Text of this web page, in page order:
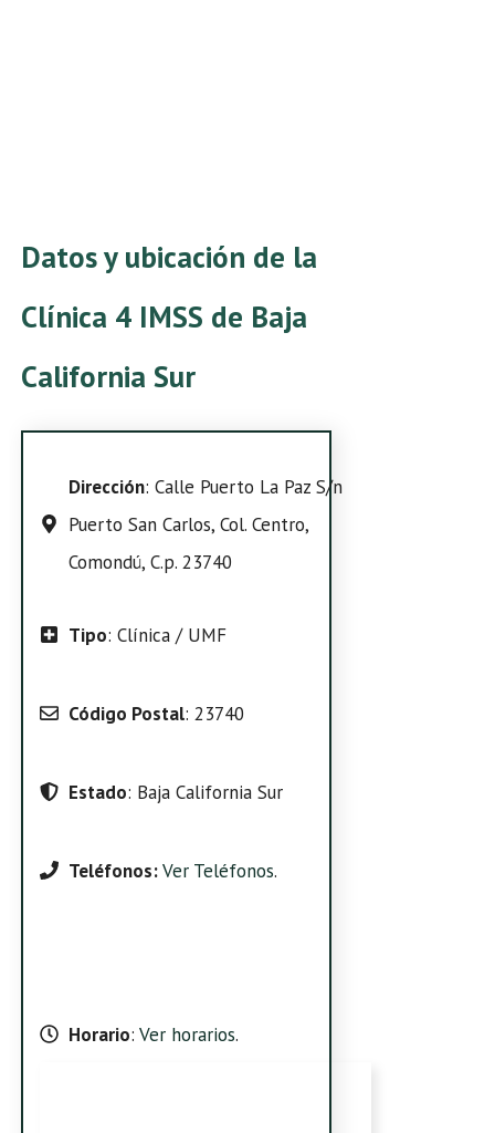
Datos y ubicación de la
Clínica 4 IMSS de Baja
California Sur
Dirección: Calle Puerto La Paz S/n
Puerto San Carlos, Col. Centro,
Comondú, C.p. 23740
Tipo: Clínica / UMF
Código Postal: 23740
Estado: Baja California Sur
Teléfonos:Ver Teléfonos.
Horario: Ver horarios.